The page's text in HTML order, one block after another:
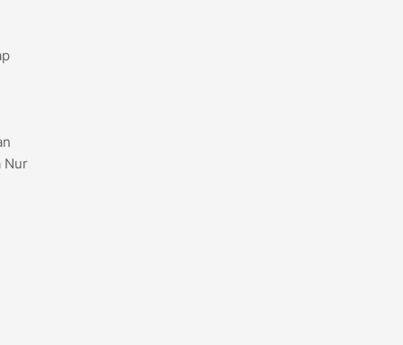
Nur